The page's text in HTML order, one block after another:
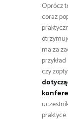
Oprócz
coraz
ma za
czy
praktyce.